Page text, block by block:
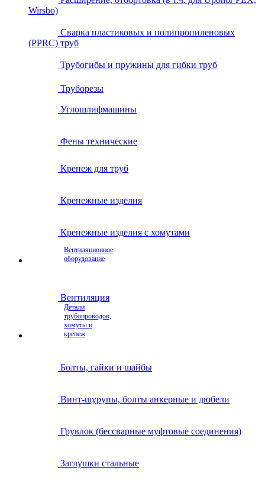
Wirsbo)
Сварка пластиковых и полипропиленовых
(PPRC) труб
Трубогибы и пружины для гибки труб
Труборезы
Углошлифмашины
Фены технические
Крепеж для труб
Крепежные изделия
Крепежные изделия с хомутами
Вентиляционное
оборудование
Вентиляция
Детали
трубопроводов,
хомуты и
крепеж
Болты, гайки и шайбы
Винт-шурупы, болты анкерные и дюбели
Грувлок (бессварные муфтовые соединения)
Заглушки стальные